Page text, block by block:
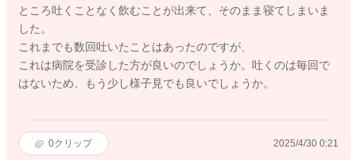
ところ吐くことなく飲むことが出来て、そのまま寝てしまいま
した。
これまでも数回吐いたことはあったのですが、
これは病院を受診した方が良いのでしょうか。吐くのは毎回で
はないため、もう少し様子見でも良いでしょうか。
0クリップ 2025/4/30 0:21